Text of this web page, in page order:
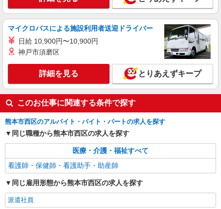
株式会社kotrio /●KM-H-1909003
熊本市西区＊病院のサポート役♪高時給＆充実
の研修で安心スタート
時給1450円〜2062円 ＜日払い有/週払い有/交
熊本市西区 熊本駅周辺
キープ 詳細を見る
マイクロバスによる施設利用者送迎ドライバー
日給 10,900円〜10,900円
神戸市須磨区
詳細を見る とりあえずキープ
このお仕事に関連する条件で探す
熊本市西区のアルバイト・バイト・パートの求人を探す
同じ職種から熊本市西区の求人を探す
医療・介護・福祉すべて
看護師・保健師・看護助手・助産師
同じ雇用形態から熊本市西区の求人を探す
派遣社員